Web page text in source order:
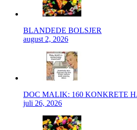
BLANDEDE BOLSJER
august 2, 2026
DOC MALIK: 160 KONKRETE
juli 26, 2026